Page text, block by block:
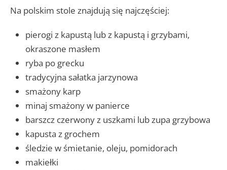
Na polskim stole znajdują się najczęściej:
pierogi z kapustą lub z kapustą i grzybami,
okraszone masłem
ryba po grecku
tradycyjna sałatka jarzynowa
smażony karp
minaj smażony w panierce
barszcz czerwony z uszkami lub zupa grzybowa
kapusta z grochem
śledzie w śmietanie, oleju, pomidorach
makiełki